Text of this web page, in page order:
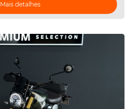
Mais detalhes